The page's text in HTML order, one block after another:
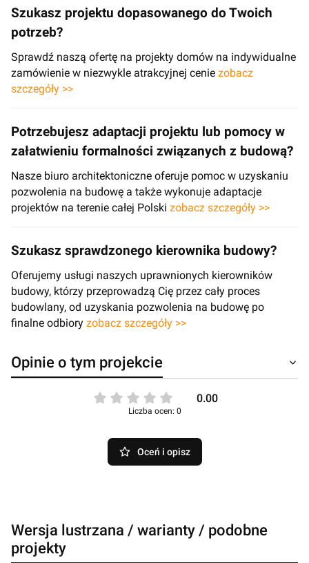
Szukasz projektu dopasowanego do Twoich
potrzeb?
Sprawdź naszą ofertę na projekty domów na indywidualne
zamówienie w niezwykle atrakcyjnej cenie zobacz
szczegóły >>
Potrzebujesz adaptacji projektu lub pomocy w
załatwieniu formalności związanych z budową?
Nasze biuro architektoniczne oferuje pomoc w uzyskaniu
pozwolenia na budowę a także wykonuje adaptacje
projektów na terenie całej Polski zobacz szczegóły >>
Szukasz sprawdzonego kierownika budowy?
Oferujemy usługi naszych uprawnionych kierowników
budowy, którzy przeprowadzą Cię przez cały proces
budowlany, od uzyskania pozwolenia na budowę po
finalne odbiory zobacz szczegóły >>
Opinie o tym projekcie
0.00
Liczba ocen: 0
Oceń i opisz
Wersja lustrzana / warianty / podobne
projekty